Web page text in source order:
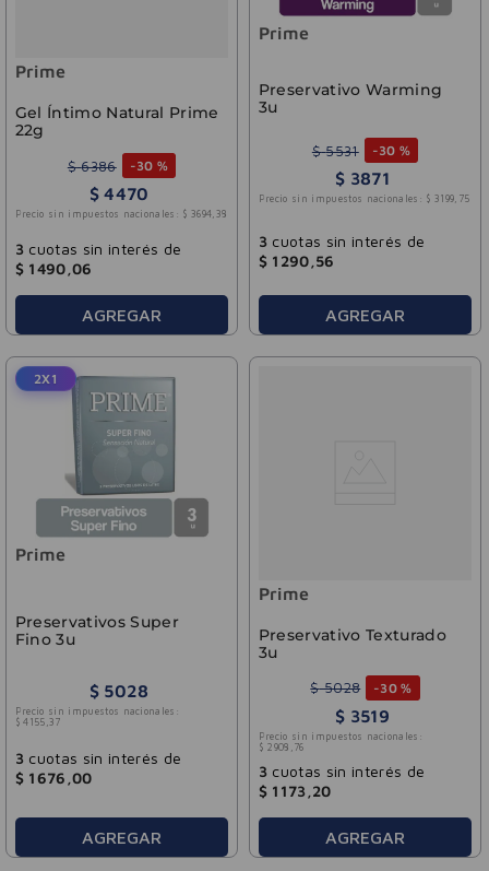
Prime
Gel Íntimo Natural Prime
22g
$ 6386 -30 %
$ 4470
Precio sin impuestos nacionales: $ 3694, 38
3 cuotas sin interés de
$ 1490 ,06
AGREGAR
Prime
Preservativo Warming
3u
$ 5531 -30 %
$ 3871
Precio sin impuestos nacionales: $ 3199, 75
3 cuotas sin interés de
$ 1290 56
AGREGAR
2X1
Prime
Preservativos Super
Fino 3u
$ 5028
Precio sin impuestos nacionales:
$ 4155 ,37
3 cuotas sin interés de
$ 1676 ,00
AGREGAR
Prime
Preservativo Texturado
3u
$ 5028 -30 %
$ 3519
Precio sin impuestos nacionales:
$ 2908 76
3 cuotas sin interés de
$ 1173 20
AGREGAR